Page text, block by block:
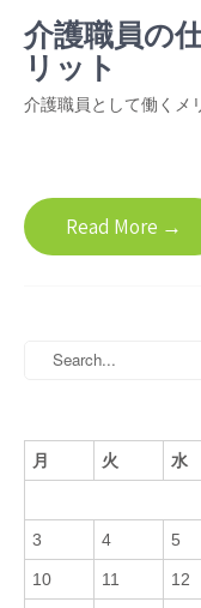
介護職員の
リット
介護職員として働く
Read More →
月 火 水
3 4 5
10 11 12